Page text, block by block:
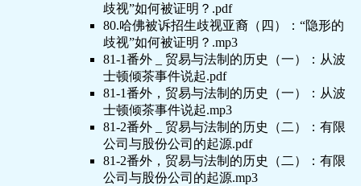
歧视”如何被证明？.pdf
80.哈佛被诉招生歧视亚裔（四）：“隐形的
歧视”如何被证明？.mp3
81-1番外 _ 贸易与法制的历史（一）：从波
士顿倾茶事件说起.pdf
81-1番外，贸易与法制的历史（一）：从波
士顿倾茶事件说起.mp3
81-2番外 _ 贸易与法制的历史（二）：有限
公司与股份公司的起源.pdf
81-2番外，贸易与法制的历史（二）：有限
公司与股份公司的起源.mp3